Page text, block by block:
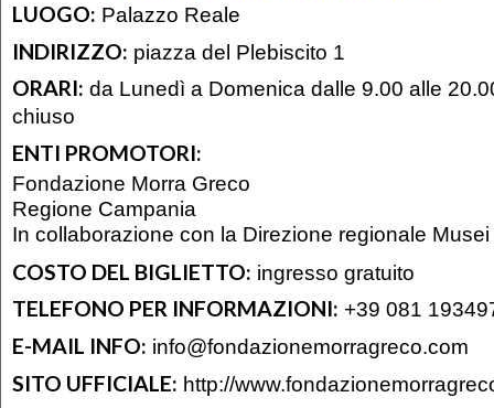
LUOGO: Palazzo Reale
INDIRIZZO: piazza del Plebiscito 1
ORARI: da Lunedì a Domenica dalle 9.00 alle
chiuso
ENTI PROMOTORI:
Fondazione Morra Greco
Regione Campania
In collaborazione con la Direzione regionale
COSTO DEL BIGLIETTO: ingresso gratuito
TELEFONO PER INFORMAZIONI: +39 081
E-MAIL INFO: info@fondazionemorragreco.com
SITO UFFICIALE: http://